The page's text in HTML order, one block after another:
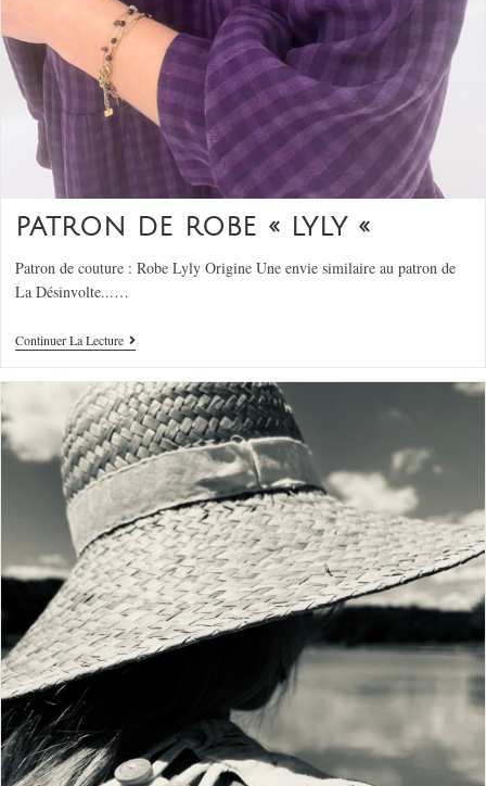
PATRON DE ROBE « LYLY «
Patron de couture : Robe Lyly Origine Une envie similaire au patron de
La Désinvolte...…
Continuer La Lecture